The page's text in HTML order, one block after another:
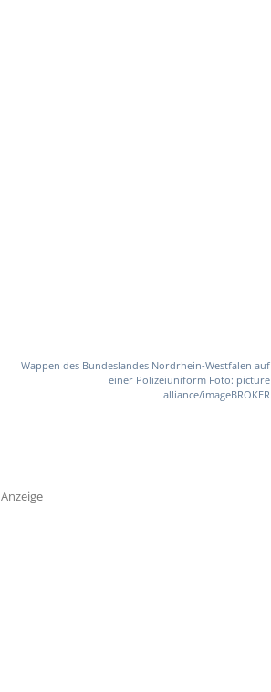
Wappen des Bundeslandes Nordrhein-Westfalen auf
einer Polizeiuniform Foto: picture
alliance/imageBROKER
Anzeige